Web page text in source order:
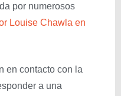
por numerosos
Louise Chawla en
en contacto con la
a una